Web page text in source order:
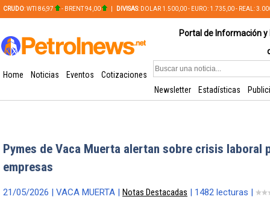
CRUDO: WTI 86,97 - BRENT 94,00 DIVISAS: DOLAR 1.500,00 - EURO: 1.735,00 - REAL:
Portal de Información
Home Noticias Eventos
Cotizaciones
Newsletter
Estadísticas
Pymes de Vaca Muerta alertan sobre crisis laboral
empresas
21/05/2026 | VACA MUERTA | Notas Destacadas | 1482 lecturas |